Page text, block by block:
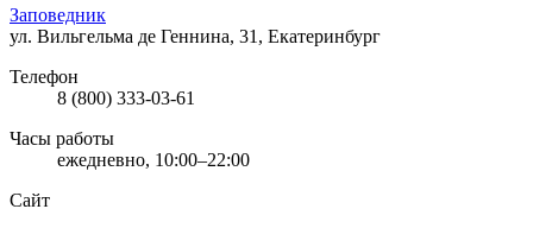
Заповедник
ул. Вильгельма де Геннина, 31, Екатеринбург
Телефон
8 (800) 333-03-61
Часы работы
ежедневно, 10:00–22:00
Сайт